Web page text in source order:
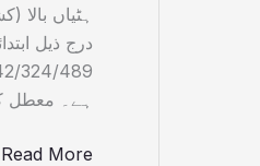
ہٹیاں
درج ذیل
ہے۔ معطل
Read More »